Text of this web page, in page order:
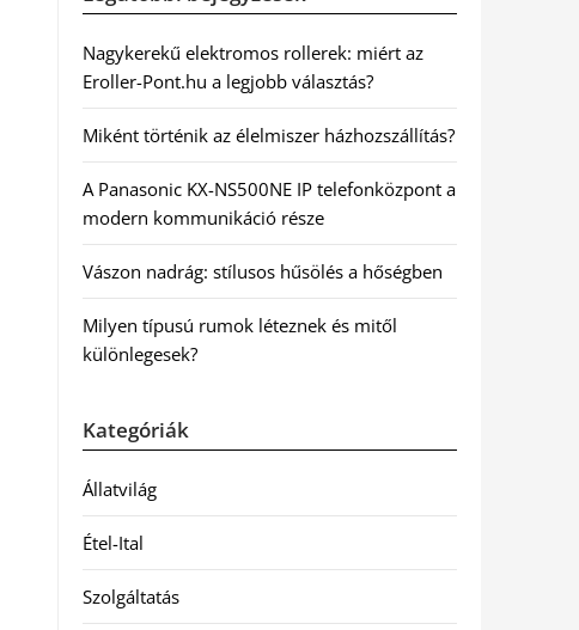
Nagykerekű elektromos rollerek: miért az
Eroller-Pont.hu a legjobb választás?
Miként történik az élelmiszer házhozszállítás?
A Panasonic KX-NS500NE IP telefonközpont a
modern kommunikáció része
Vászon nadrág: stílusos hűsölés a hőségben
Milyen típusú rumok léteznek és mitől
különlegesek?
Kategóriák
Állatvilág
Étel-Ital
Szolgáltatás